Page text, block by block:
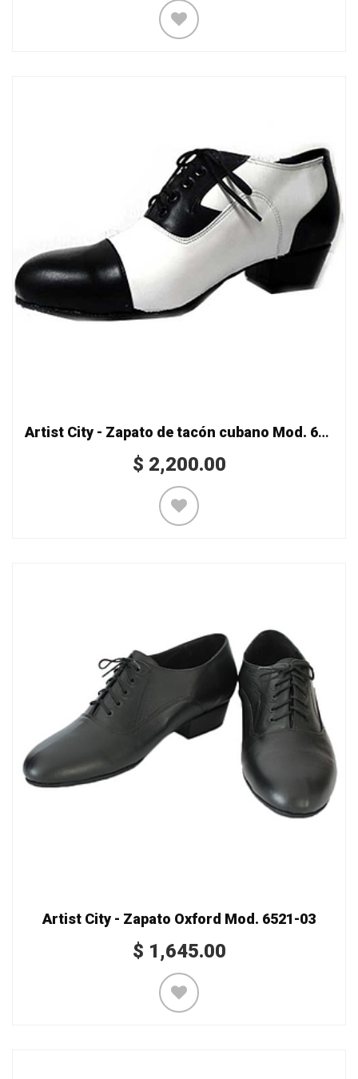
Artist City - Zapato de tacón cubano Mod. 6522
$ 2,200.00
Artist City - Zapato Oxford Mod. 6521-03
$ 1,645.00